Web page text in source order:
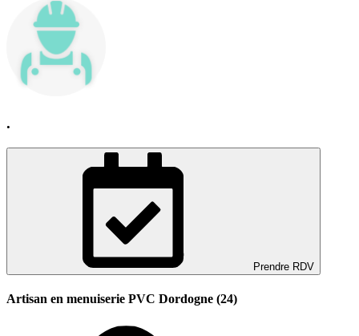
.
Prendre RDV
Artisan en menuiserie PVC Dordogne (24)